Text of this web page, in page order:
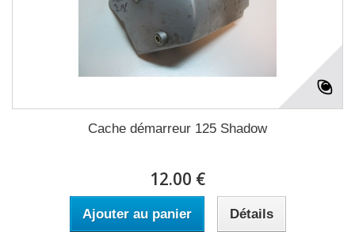
Cache démarreur 125 Shadow
12.00 €
Ajouter au panier Détails